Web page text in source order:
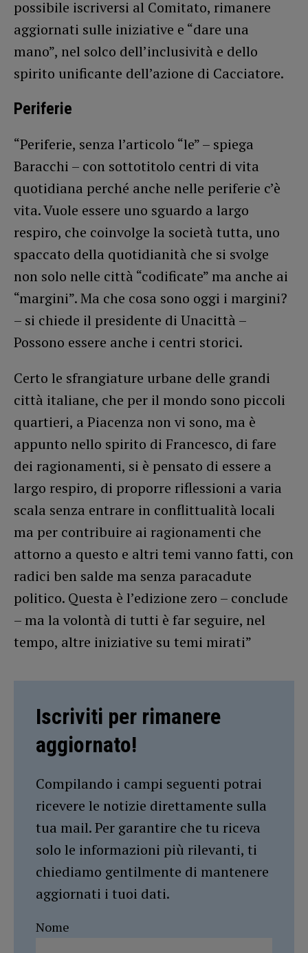
possibile iscriversi al Comitato, rimanere
aggiornati sulle iniziative e “dare una
mano”, nel solco dell’inclusività e dello
spirito unificante dell’azione di Cacciatore.
Periferie
“Periferie, senza l’articolo “le” – spiega
Baracchi – con sottotitolo centri di vita
quotidiana perché anche nelle periferie c’è
vita. Vuole essere uno sguardo a largo
respiro, che coinvolge la società tutta, uno
spaccato della quotidianità che si svolge
non solo nelle città “codificate” ma anche ai
“margini”. Ma che cosa sono oggi i margini?
– si chiede il presidente di Unacittà –
Possono essere anche i centri storici.
Certo le sfrangiature urbane delle grandi
città italiane, che per il mondo sono piccoli
quartieri, a Piacenza non vi sono, ma è
appunto nello spirito di Francesco, di fare
dei ragionamenti, si è pensato di essere a
largo respiro, di proporre riflessioni a varia
scala senza entrare in conflittualità locali
ma per contribuire ai ragionamenti che
attorno a questo e altri temi vanno fatti, con
radici ben salde ma senza paracadute
politico. Questa è l’edizione zero – conclude
– ma la volontà di tutti è far seguire, nel
tempo, altre iniziative su temi mirati”
Iscriviti per rimanere
aggiornato!
Compilando i campi seguenti potrai
ricevere le notizie direttamente sulla
tua mail. Per garantire che tu riceva
solo le informazioni più rilevanti, ti
chiediamo gentilmente di mantenere
aggiornati i tuoi dati.
Nome